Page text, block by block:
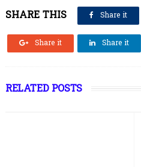
SHARE THIS Share it
Share it Share it
RELATED POSTS